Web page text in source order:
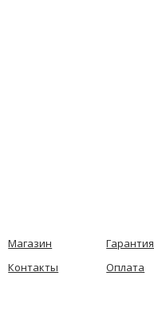
Магазин Гарантия
Контакты
Оплата